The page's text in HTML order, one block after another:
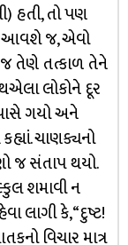
હતી, તો પણ
આવશે જ, એવો
જ તેણે તત્કાળ તેને
લોકોને દૂર
ગયો અને
ચાણક્યનો
જ સંતાપ થયો.
શમાવી ન
લાગી કે, “દુષ્ટ!
વિચાર માત્ર